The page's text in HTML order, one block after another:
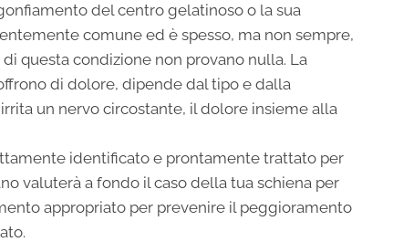
del centro gelatinoso o la sua
comune ed è spesso, ma non sempre,
questa condizione non provano nulla. La
di dolore, dipende dal tipo e dalla
un nervo circostante, il dolore insieme alla
identificato e prontamente trattato per
valuterà a fondo il caso della tua schiena per
appropriato per prevenire il peggioramento